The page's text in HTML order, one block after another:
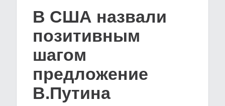
В США назвали
позитивным
шагом
предложение
В.Путина